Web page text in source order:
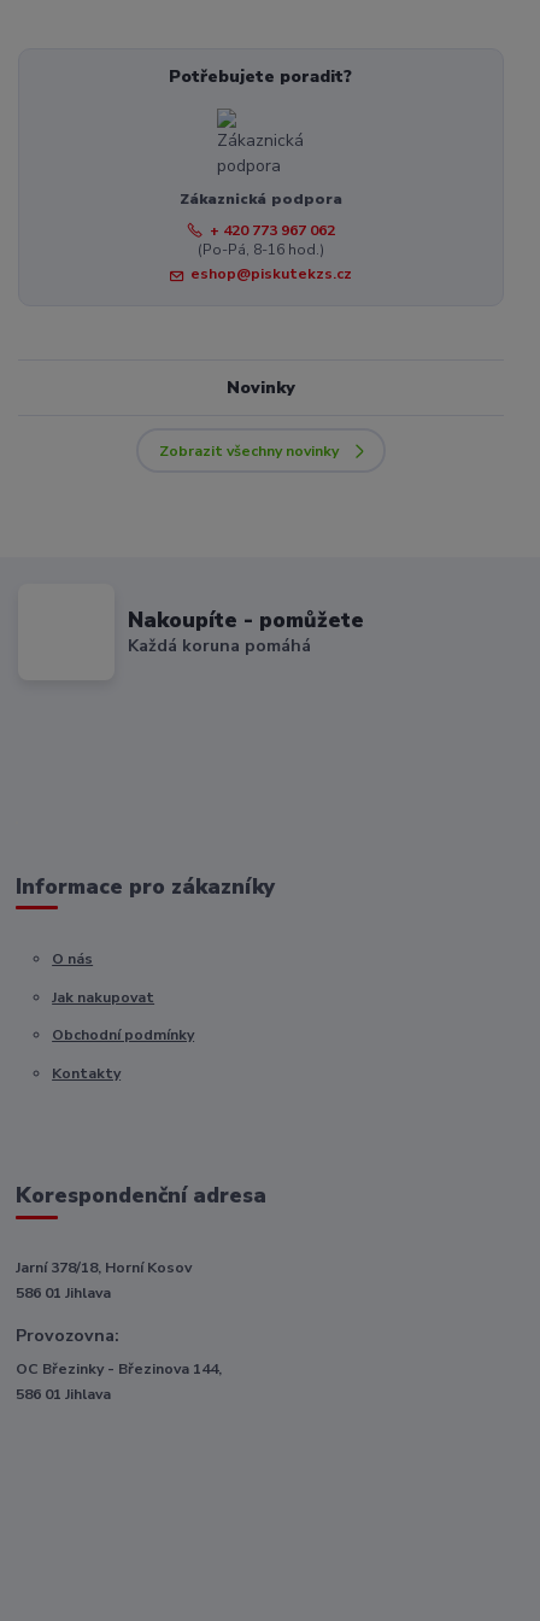
Potřebujete poradit?
Zákaznická podpora
+ 420 773 967 062
(Po-Pá, 8-16 hod.)
eshop@piskutekzs.cz
Novinky
Zobrazit všechny novinky
Nakoupíte - pomůžete
Každá koruna pomáhá
Informace pro zákazníky
O nás
Jak nakupovat
Obchodní podmínky
Kontakty
Korespondenční adresa
Jarní 378/18, Horní Kosov
586 01 Jihlava
Provozovna:
OC Březinky - Březinova 144,
586 01 Jihlava